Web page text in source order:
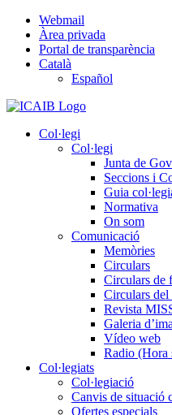
Skip
content
Webmail
Àrea privada
Portal de transparència
Català
Español
Col·legi
Col·legi
Junta de
Seccions i
Guia
Normativa
On som
Comunicació
Memòries
Circulars
Circulars de
Circulars del
Revista
Galeria
Vídeo web
Radio (Hora
Col·legiats
Col·legiació
Canvis de situació
Ofertes especials